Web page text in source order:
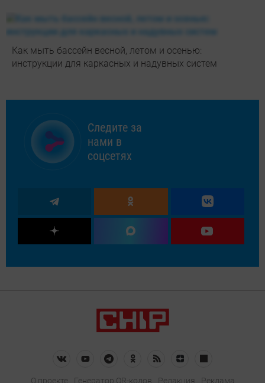
Как мыть бассейн весной, летом и осенью:
инструкции для каркасных и надувных систем
Следите за
нами в
соцсетях
О проекте Генератор QR-кодов Редакция Реклама